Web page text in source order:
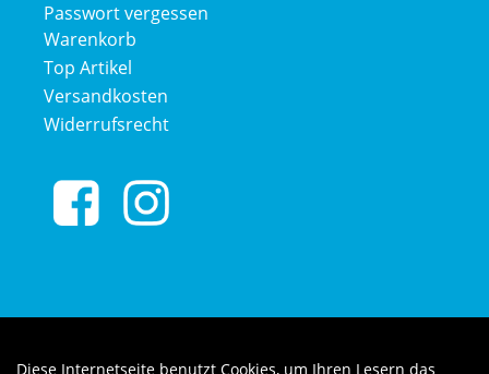
Passwort vergessen
Warenkorb
Top Artikel
Versandkosten
Widerrufsrecht
Diese Internetseite benutzt Cookies, um Ihren Lesern das